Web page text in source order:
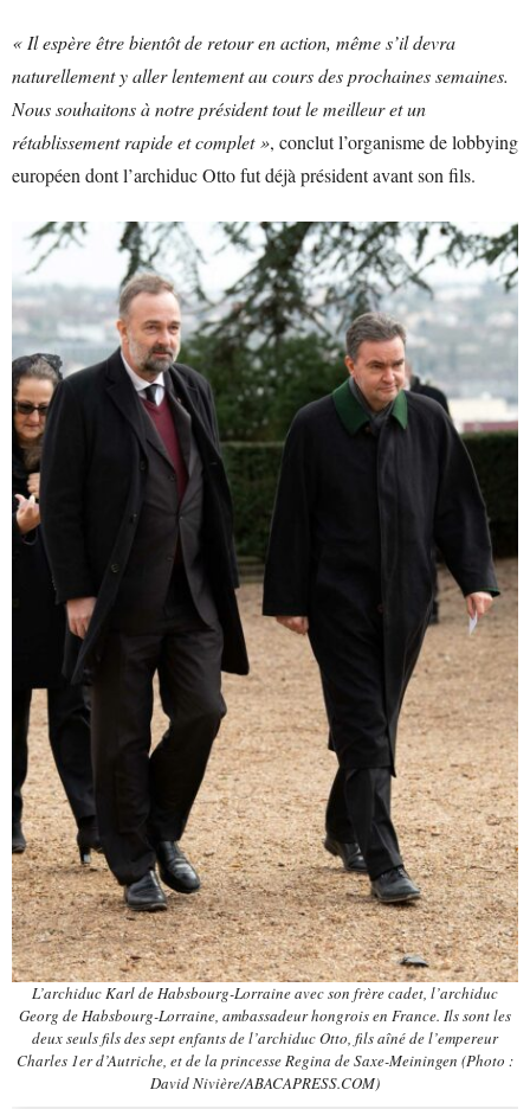
« Il espère être bientôt de retour en action, même s’il devra
naturellement y aller lentement au cours des prochaines semaines.
Nous souhaitons à notre président tout le meilleur et un
rétablissement rapide et complet », conclut l’organisme de lobbying
européen dont l’archiduc Otto fut déjà président avant son fils.
L’archiduc Karl de Habsbourg-Lorraine avec son frère cadet, l’archiduc
Georg de Habsbourg-Lorraine, ambassadeur hongrois en France. Ils sont les
deux seuls fils des sept enfants de l’archiduc Otto, fils aîné de l’empereur
Charles 1er d’Autriche, et de la princesse Regina de Saxe-Meiningen (Photo :
David Nivière/ABACAPRESS.COM)